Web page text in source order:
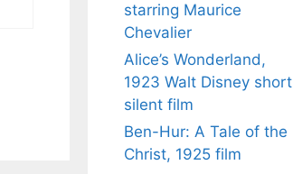
starring Maurice
Chevalier
Alice’s Wonderland,
1923 Walt Disney short
silent film
Ben-Hur: A Tale of the
Christ, 1925 film